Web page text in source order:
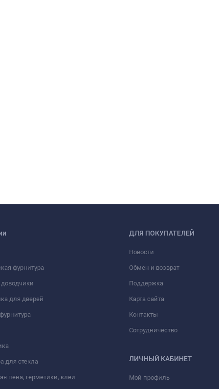
фурнитура
для дверей
для стекла
пена, герметики, клеи
ДЛЯ ПОКУПАТЕЛЕЙ
Новости
Обмен и возврат
Поддержка
Карта сайта
Контакты
Сотрудничество
ЛИЧНЫЙ КАБИНЕТ
Мой профиль